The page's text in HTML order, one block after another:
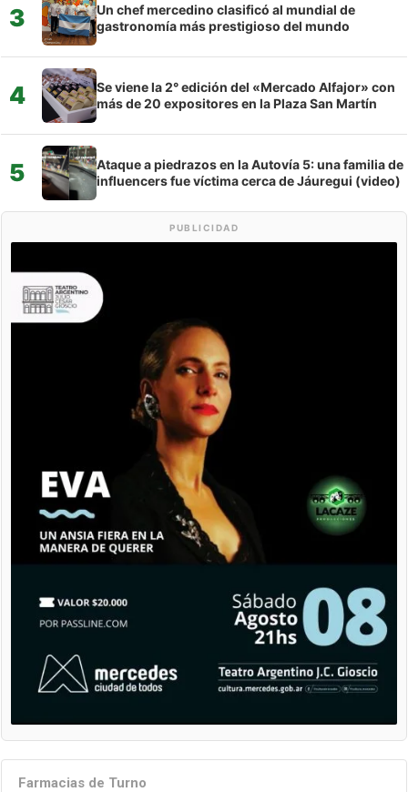
3
Un chef mercedino clasificó al mundial de
gastronomía más prestigioso del mundo
4
Se viene la 2° edición del «Mercado Alfajor» con
más de 20 expositores en la Plaza San Martín
5
Ataque a piedrazos en la Autovía 5: una familia de
influencers fue víctima cerca de Jáuregui (video)
PUBLICIDAD
Farmacias de Turno